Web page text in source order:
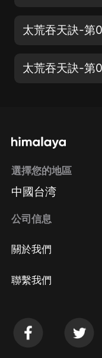
太荒吞天訣-第
選擇您的地區
中國台湾
公司信息
關於我們
聯繫我們